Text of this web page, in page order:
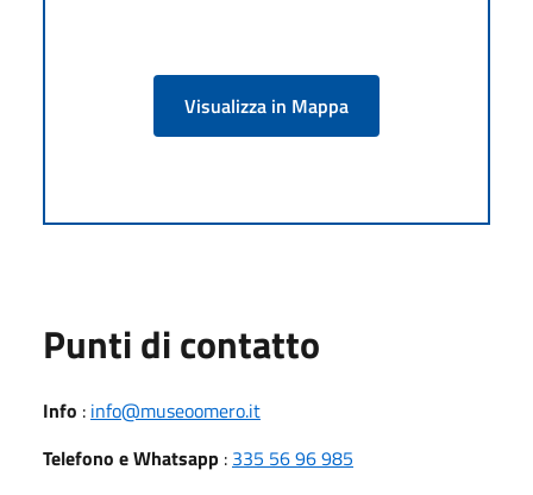
Visualizza in Mappa
Punti di contatto
Info : info@museoomero.it
Telefono e Whatsapp : 335 56 96 985